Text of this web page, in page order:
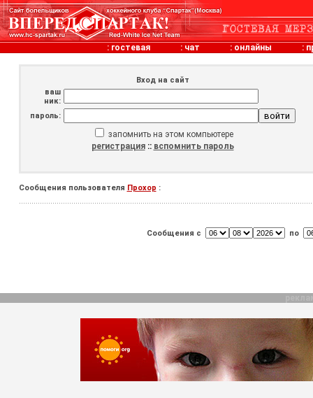
: гостевая : чат : онлайны :
Вход на сайт
ваш
ник:
пароль:
запомнить на этом компьютере
регистрация:: вспомнить пароль
Сообщения пользователя Прохор :
Сообщения с по